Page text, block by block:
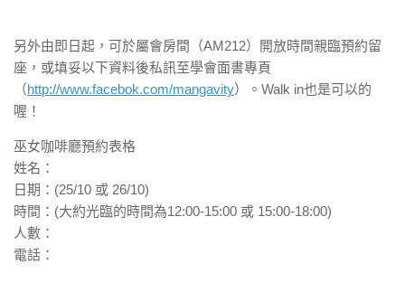
另外由即日起，可於屬會房間（AM212）開放時間親臨預約留
座，或填妥以下資料後私訊至學會面書專頁
（http://www.facebok.com/mangavity）。Walk in也是可以的
喔！
巫女咖啡廳預約表格
姓名：
日期：(25/10 或 26/10)
時間：(大約光臨的時間為12:00-15:00 或 15:00-18:00)
人數：
電話：